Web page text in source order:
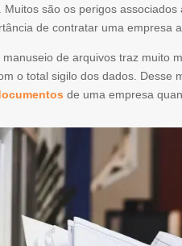
são os perigos
de contratar uma empresa
de arquivos traz muito
o total sigilo dos dados. Desse
de uma empresa